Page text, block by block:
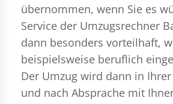
übernommen, wenn Sie es
Service der Umzugsrechner
dann besonders vorteilhaft,
beispielsweise beruflich
Der Umzug wird dann in
und nach Absprache mit